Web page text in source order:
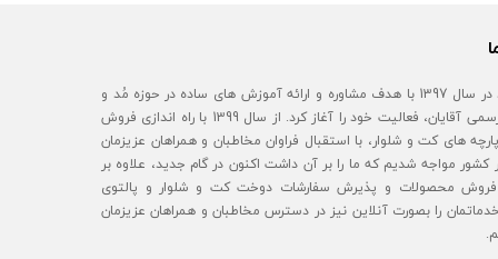
آقای مُد در سال 1397 با هدف مشاوره و ارائه آموزش های ساده در حوزه مُد و
استایل رسمی آقایان، فعالیت خود را آغاز کرد. از سال 1399 با راه اندازی فروش
های کت و شلوار، با استقبال فراوان مخاطبان و همراهان عزیزمان
کشور مواجه شدیم که ما را بر آن داشت اکنون در گام جدید، علاوه بر
محصولات و پذیرش سفارشات دوخت کت و شلوار و پالتوی
خدماتمان را بصورت آنلاین نیز در دسترس مخاطبان و همراهان عزیزمان